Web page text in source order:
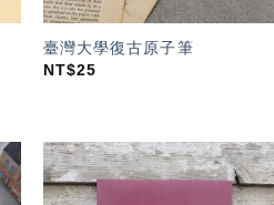
臺灣大學復古原子筆
NT$25